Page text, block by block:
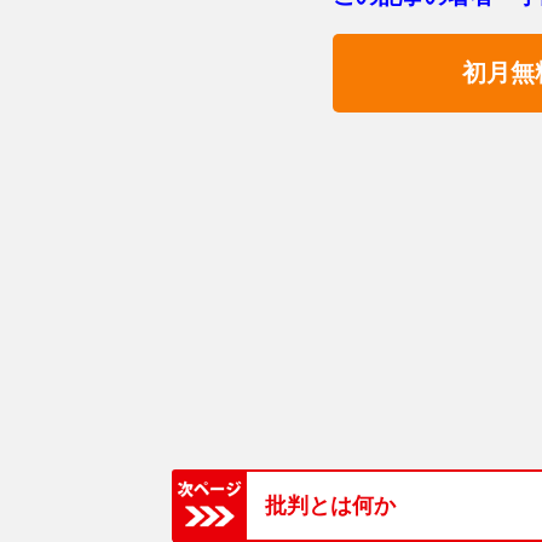
初月無
批判とは何か